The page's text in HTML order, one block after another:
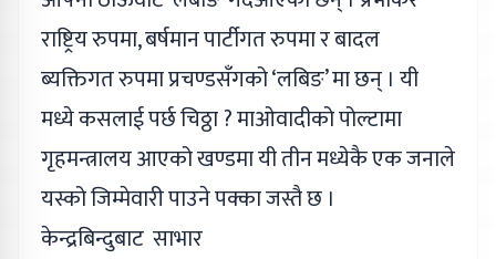
राष्ट्रिय रुपमा, बर्षमान पार्टीगत रुपमा र बादल
ब्यक्तिगत रुपमा प्रचण्डसँगको ‘लबिङ’ मा छन् । यी
मध्ये कसलाई पर्छ चिठ्ठा ? माओवादीको पोल्टामा
गृहमन्त्रालय आएको खण्डमा यी तीन मध्येकै एक जनाले
यस्को जिम्मेवारी पाउने पक्का जस्तै छ ।
केन्द्रबिन्दुबाट साभार